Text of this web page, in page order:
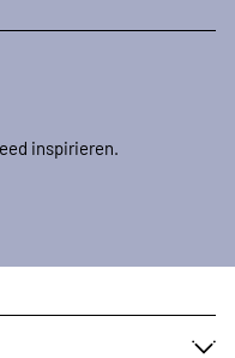
inspirieren.